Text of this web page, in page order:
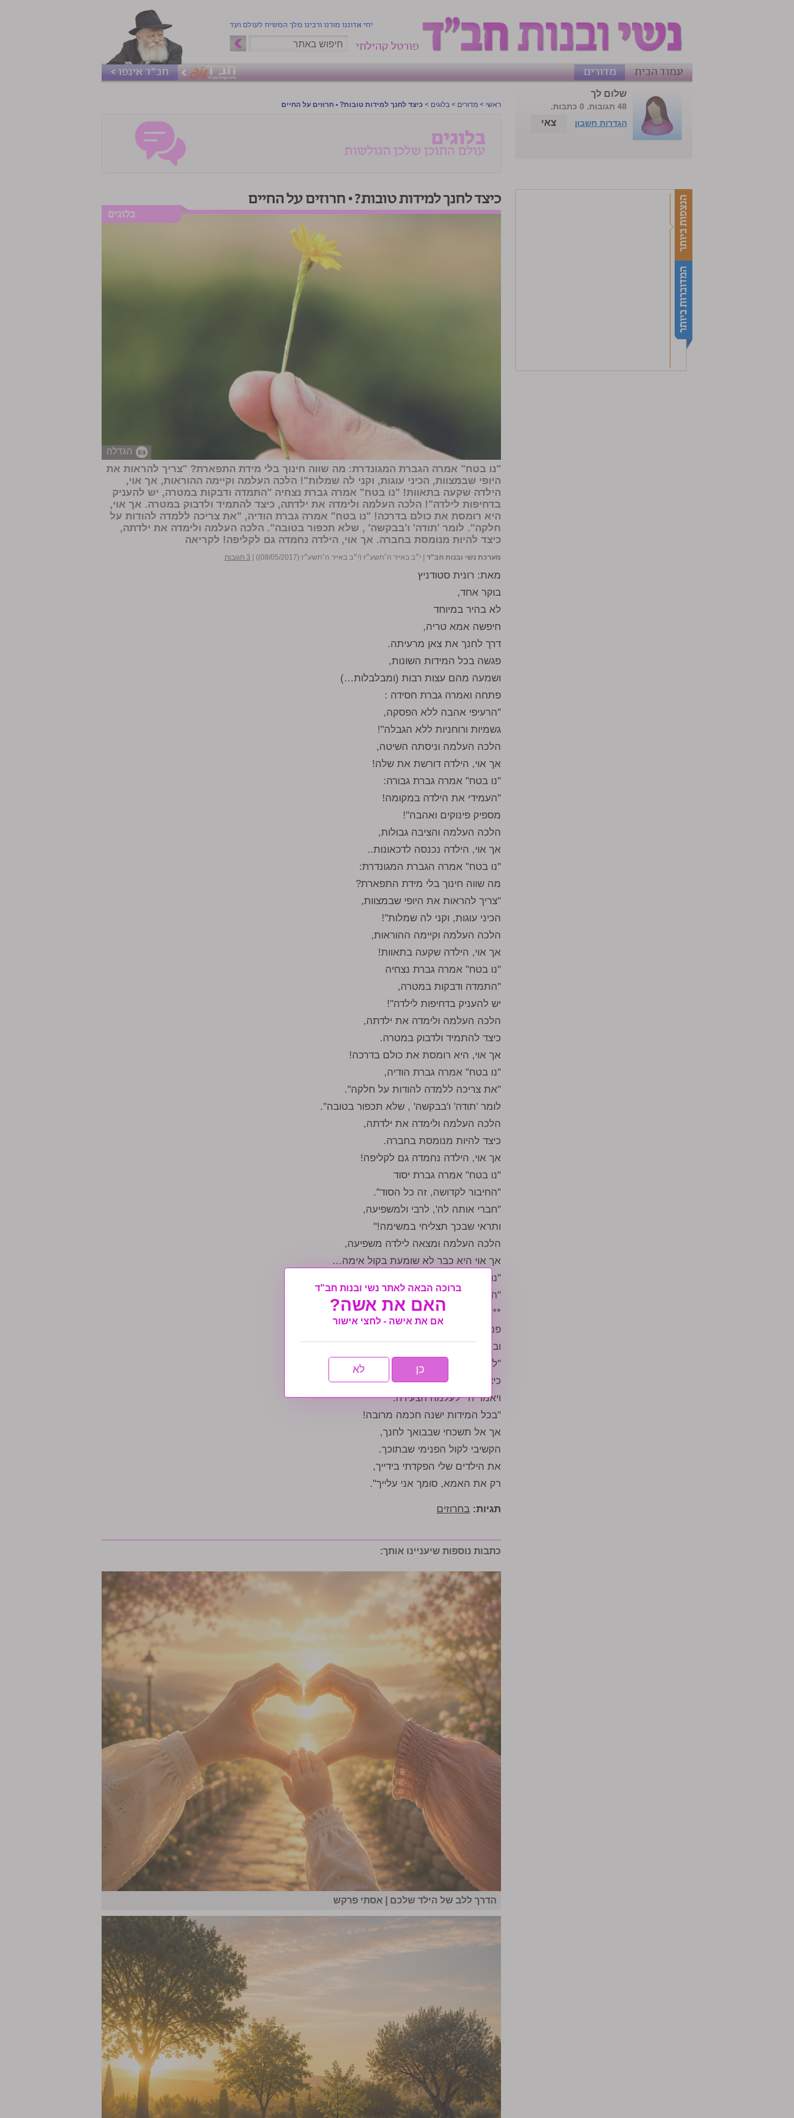
יחי אדוננו מורנו ורבינו מלך המשיח לעולם ועד
פורטל קהילתי
עמוד הבית
מדורים חב"ד אינפו >
ראשי > מדורים > בלוגים > כיצד לחנך למידות טובות? • חרוזים על החיים
כיצד לחנך למידות טובות? • חרוזים על החיים
הגדלה
"נו בטח" אמרה הגברת המגונדרת: מה שווה חינוך בלי מידת התפארת? "צריך להראות את
היופי שבמצוות, הכיני עוגות, וקני לה שמלות"! הלכה העלמה וקיימה ההוראות, אך אוי,
הילדה שקעה בתאוות! "נו בטח" אמרה גברת נצחיה "התמדה ודבקות במטרה, יש להעניק
בדחיפות לילדה"! הלכה העלמה ולימדה את ילדתה, כיצד להתמיד ולדבוק במטרה. אך אוי,
היא רומסת את כולם בדרכה! "נו בטח" אמרה גברת הודיה, "את צריכה ללמדה להודות על
חלקה". לומר 'תודה' ו'בבקשה' , שלא תכפור בטובה". הלכה העלמה ולימדה את ילדתה,
כיצד להיות מנומסת בחברה. אך אוי, הילדה נחמדה גם לקליפה! לקריאה
מערכת נשי ובנות חב"ד י״ב באייר ה׳תשע״ז (י״ב באייר ה׳תשע״ז (08/05/2017)) 3 תגובות
מאת: רונית סטודניץ
בוקר אחד,
לא בהיר במיוחד
חיפשה אמא טריה,
דרך לחנך את צאן מרעיתה.
פגשה בכל המידות השונות,
ושמעה מהם עצות רבות (ומבלבלות…)
פתחה ואמרה גברת חסידה :
"הרעיפי אהבה ללא הפסקה,
גשמיות ורוחניות ללא הגבלה"!
הלכה העלמה וניסתה השיטה,
אך אוי, הילדה דורשת את שלה!
"נו בטח" אמרה גברת גבורה:
"העמידי את הילדה במקומה!
מספיק פינוקים ואהבה"!
הלכה העלמה והציבה גבולות,
אך אוי, הילדה נכנסה לדכאונות..
"נו בטח" אמרה הגברת המגונדרת:
מה שווה חינוך בלי מידת התפארת?
"צריך להראות את היופי שבמצוות,
הכיני עוגות, וקני לה שמלות"!
הלכה העלמה וקיימה ההוראות,
אך אוי, הילדה שקעה בתאוות!
"נו בטח" אמרה גברת נצחיה
"התמדה ודבקות במטרה,
יש להעניק בדחיפות לילדה"!
הלכה העלמה ולימדה את ילדתה,
כיצד להתמיד ולדבוק במטרה.
אך אוי, היא רומסת את כולם בדרכה!
"נו בטח" אמרה גברת הודיה,
"את צריכה ללמדה להודות על חלקה".
לומר 'תודה' ו'בבקשה' , שלא תכפור בטובה".
הלכה העלמה ולימדה את ילדתה,
כיצד להיות מנומסת בחברה.
אך אוי, הילדה נחמדה גם לקליפה!
"נו בטח" אמרה גברת יסוד
"החיבור לקדושה, זה כל הסוד".
"חברי אותה לה', לרבי ולמשפיעה,
ותראי שבכך תצליחי במשימה!"
הלכה העלמה ומצאה לילדה משפיעה,
אך אוי היא כבר לא שומעת בקול אימה…
"נו בטח" אמרה גברת מלכות
"הילדה צריכה גם קצת עצמאות"…
***
פנתה האישה המבולבלת לה',
ובמר ליבה בכתה ואמרה:
"למי אשמע וכיצד אשפוט?
כיצד לחנך למידות טובות"?
ויאמר ה' לעלמה הצעירה:
"בכל המידות ישנה חכמה מרובה!
אך אל תשכחי שבבואך לחנך,
הקשיבי לקול הפנימי שבתוכך.
את הילדים שלי הפקדתי בידייך,
רק את האמא, סומך אני עלייך".
תגיות: בחרוזים
כתבות נוספות שיעניינו אותך:
הדרך ללב של הילד שלכם | אסתי פרקש
שלום לך
48 תגובות. 0 כתבות.
הגדרות חשבון
צאי
ברוכה הבאה לאתר נשי ובנות חב"ד
האם את אשה?
אם את אישה - לחצי אישור
כן לא